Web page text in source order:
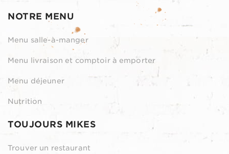
NOTRE MENU
Menu salle-à-manger
Menu livraison et comptoir à emporter
Menu déjeuner
Nutrition
TOUJOURS MIKES
Trouver un restaurant